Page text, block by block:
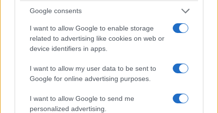
Google consents
I want to allow Google to enable storage
related to advertising like cookies on web or
device identifiers in apps.
I want to allow my user data to be sent to
Google for online advertising purposes.
I want to allow Google to send me
personalized advertising.
Ελεύθεροι επαγγελματίες: